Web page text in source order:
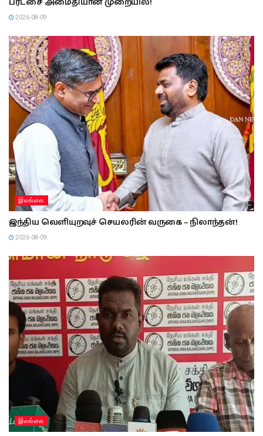
2026-08-09
இலங்கை
இந்திய வெளியுறவுச் செயலரின் வருகை – நிலாந்தன்!
2026-08-09
இலங்கை